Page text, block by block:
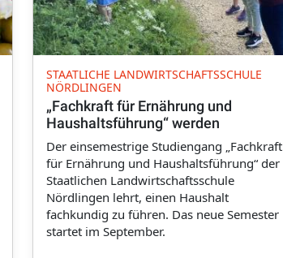
STAATLICHE LANDWIRTSCHAFTSSCHULE
NÖRDLINGEN
„Fachkraft für Ernährung und
Haushaltsführung“ werden
Der einsemestrige Studiengang „Fachkraft
für Ernährung und Haushaltsführung“ der
Staatlichen Landwirtschaftsschule
Nördlingen lehrt, einen Haushalt
fachkundig zu führen. Das neue Semester
startet im September.